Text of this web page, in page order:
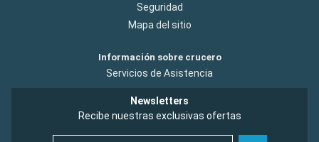
Seguridad
Mapa del sitio
Información sobre crucero
Servicios de Asistencia
Newsletters
Recibe nuestras exclusivas ofertas